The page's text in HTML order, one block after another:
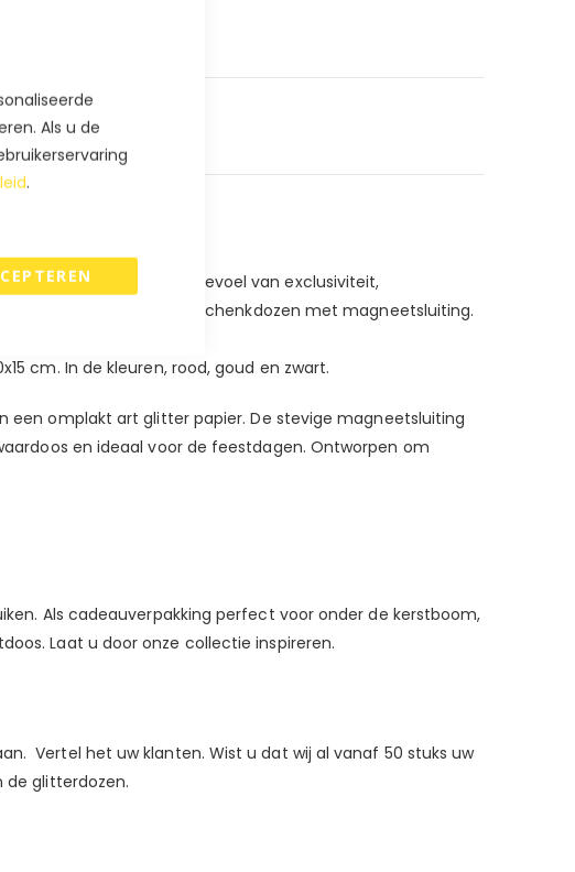
Als u de
.
geeft u het gevoel van exclusiviteit,
deze unieke glitter geschenkdozen met magneetsluiting.
cm. In de kleuren, rood, goud en zwart.
een omplakt art glitter papier. De stevige magneetsluiting
en ideaal voor de feestdagen. Ontworpen om
Als cadeauverpakking perfect voor onder de kerstboom,
Laat u door onze collectie inspireren.
Vertel het uw klanten. Wist u dat wij al vanaf 50 stuks uw
glitterdozen.